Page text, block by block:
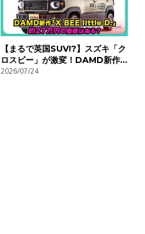
【まるで英国SUV!?】スズキ「ク
ロスビー」が激変！DAMD新作
「X BEE little D.」｜約27万円
2026/07/24